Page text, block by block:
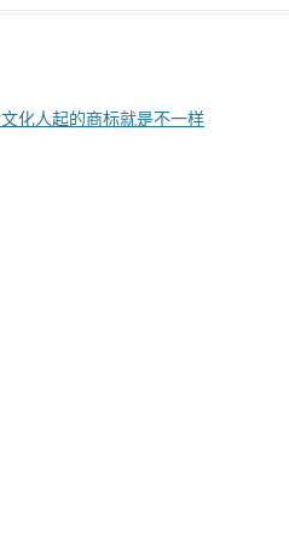
文化人起的商标就是不一样